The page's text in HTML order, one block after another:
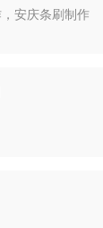
安庆条刷制作